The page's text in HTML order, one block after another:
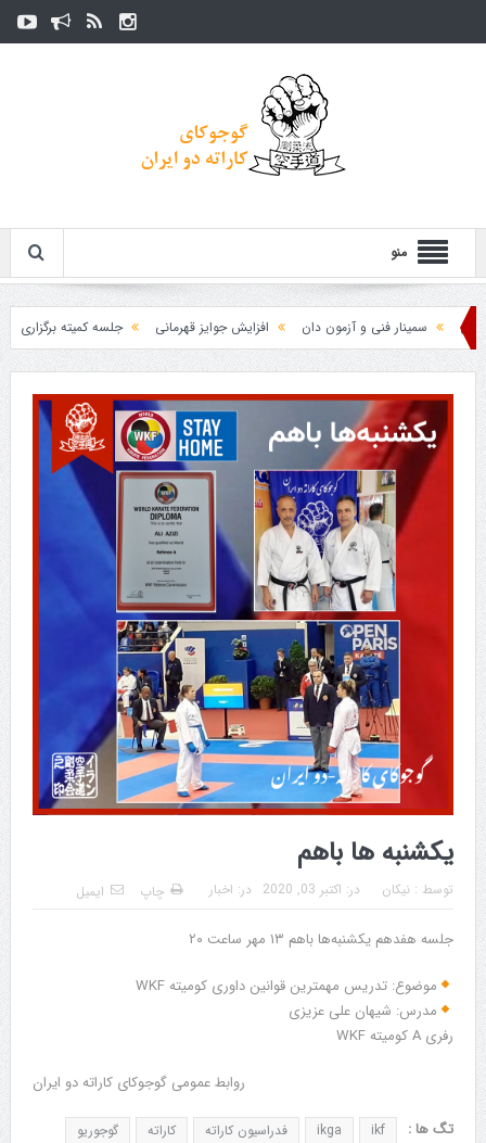
منو
سمینار فنی و آزمون دان افزایش جوایز قهرمانی جلسه کمیته برگزاری جام پارس
یکشنبه ها باهم
توسط : نیکان در: اکتبر 03, 2020 در: اخبار چاپ ایمیل
جلسه هفدهم یکشنبه‌ها باهم ۱۳ مهر ساعت ۲۰
موضوع: تدریس مهمترین قوانین داوری کومیته WKF
مدرس: شیهان علی عزیزی
رفری A کومیته WKF
روابط عمومی گوجوکای کاراته دو ایران
تگ ها : ikf
ikga فدراسیون کاراته کاراته
گوجوریو